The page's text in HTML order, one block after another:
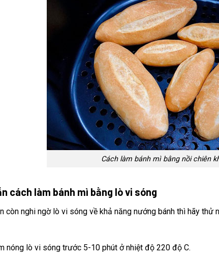
Cách làm bánh mì bằng nồi chiên
cách làm bánh mì bằng lò vi sóng
còn nghi ngờ lò vi sóng về khả năng nướng bánh thì hãy
nóng lò vi sóng trước 5-10 phút ở nhiệt độ 220 độ C.